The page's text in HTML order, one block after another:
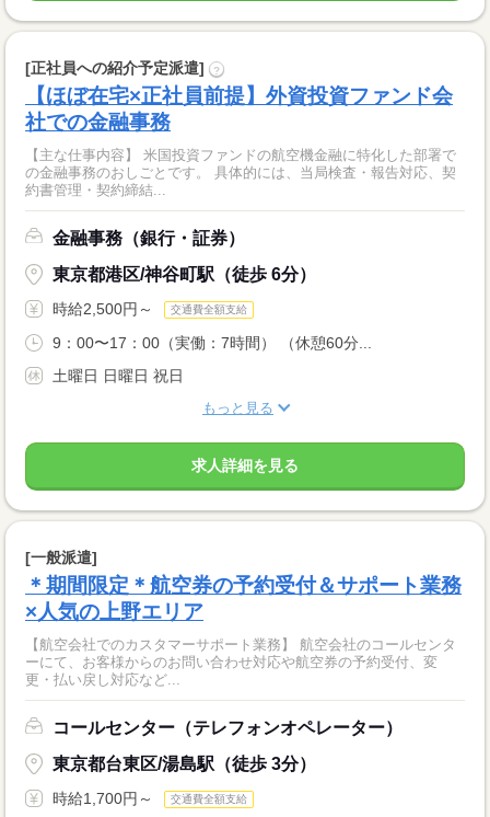
[正社員への紹介予定派遣] ?
【ほぼ在宅×正社員前提】外資投資ファンド会
社での金融事務
【主な仕事内容】 米国投資ファンドの航空機金融に特化した部署で
の金融事務のおしごとです。 具体的には、当局検査・報告対応、契
約書管理・契約締結...
金融事務（銀行・証券）
東京都港区/神谷町駅（徒歩 6分）
時給2,500円～ 交通費全額支給
9：00〜17：00（実働：7時間） （休憩60分...
土曜日 日曜日 祝日
もっと見る
求人詳細を見る
[一般派遣]
＊期間限定＊航空券の予約受付＆サポート業務
×人気の上野エリア
【航空会社でのカスタマーサポート業務】 航空会社のコールセンタ
ーにて、お客様からのお問い合わせ対応や航空券の予約受付、変
更・払い戻し対応など...
コールセンター（テレフォンオペレーター）
東京都台東区/湯島駅（徒歩 3分）
時給1,700円～ 交通費全額支給